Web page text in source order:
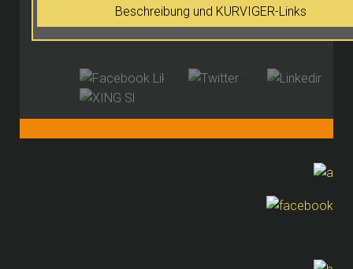
Beschreibung und KURVIGER-Links